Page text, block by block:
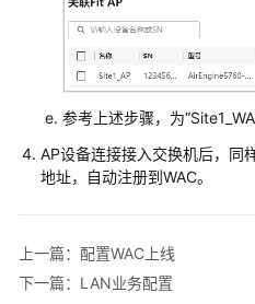
心
交
换
机
入
交
+AP+随
板
参考上述步骤，为
AP设备连接接入交换机后，同
地址，自动注册到WAC。
上一篇：配置WAC上线
下一篇：LAN业务配置